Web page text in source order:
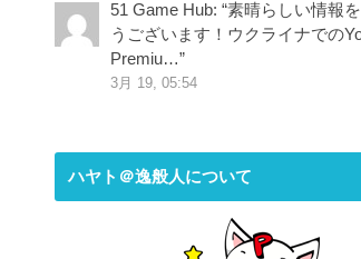
51 Game Hub: “素晴らしい情報
うございます！ウクライナでの
Premiu…”
3月 19, 05:54
ハヤト＠逸般人について